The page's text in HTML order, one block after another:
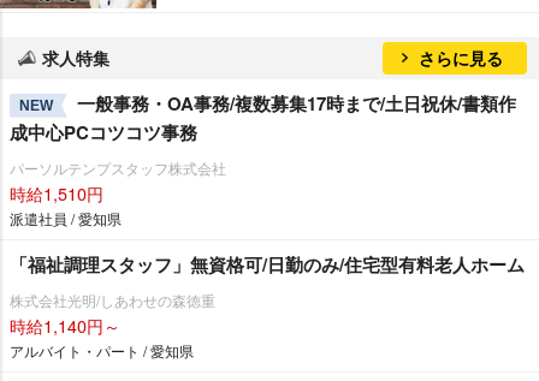
求人特集 さらに見る
NEW
一般事務・OA事務/複数募集17時まで/土日祝休/書類作
成中心PCコツコツ事務
パーソルテンプスタッフ株式会社
時給1,510円
派遣社員 / 愛知県
「福祉調理スタッフ」無資格可/日勤のみ/住宅型有料老人ホーム
株式会社光明/しあわせの森徳重
時給1,140円～
アルバイト・パート / 愛知県